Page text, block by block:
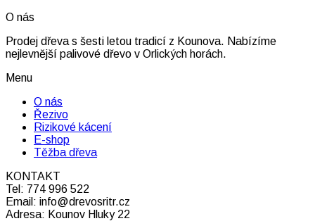
O nás
Prodej dřeva s šesti letou tradicí z Kounova. Nabízíme
nejlevnější palivové dřevo v Orlických horách.
Menu
O nás
Řezivo
Rizikové kácení
E-shop
Těžba dřeva
KONTAKT
Tel: 774 996 522
Email: info@drevosritr.cz
Adresa: Kounov Hluky 22